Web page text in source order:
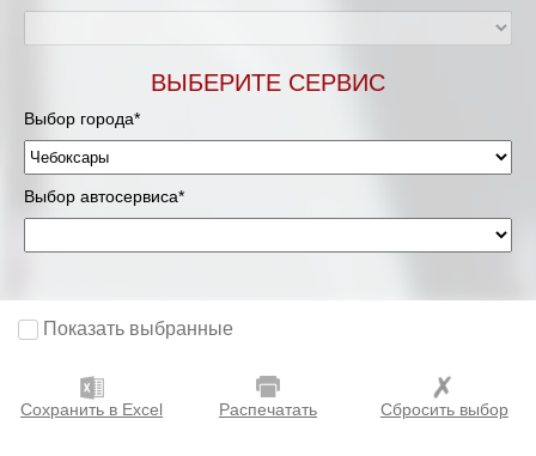
ВЫБЕРИТЕ СЕРВИС
Выбор города*
Выбор автосервиса*
Показать выбранные
Сохранить в Excel Распечатать Сбросить выбор